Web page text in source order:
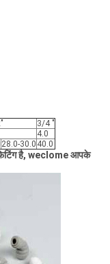
3/4 "
4.0
28.0-30.0 40.0
है, weclome आपके